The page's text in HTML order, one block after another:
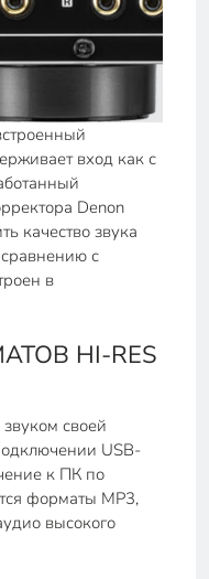
вход как с
Denon
качество звука
с
в
HI-RES
своей
USB-
к ПК по
форматы MP3,
высокого